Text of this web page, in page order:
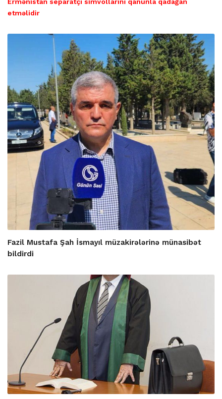
Ermənistan separatçı simvollarını qanunla qadağan
etməlidir
Fazil Mustafa Şah İsmayıl müzakirələrinə münasibət
bildirdi